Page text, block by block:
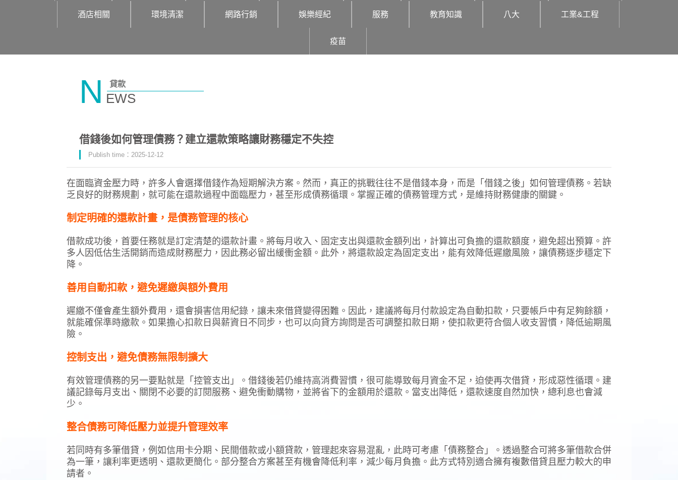
酒店相關 環境清潔 網路行銷 娛樂經紀 服務 教育知識 八大 工業&工程
疫苗
N EWS
貸款
借錢後如何管理債務？建立還款策略讓財務穩定不失控
Publish time：2025-12-12
在面臨資金壓力時，許多人會選擇借錢作為短期解決方案。然而，真正的挑戰往往不是借錢本身，而是「借錢之後」如何管理債務。若缺
乏良好的財務規劃，就可能在還款過程中面臨壓力，甚至形成債務循環。掌握正確的債務管理方式，是維持財務健康的關鍵。
制定明確的還款計畫，是債務管理的核心
借款成功後，首要任務就是訂定清楚的還款計畫。將每月收入、固定支出與還款金額列出，計算出可負擔的還款額度，避免超出預算。許
多人因低估生活開銷而造成財務壓力，因此務必留出緩衝金額。此外，將還款設定為固定支出，能有效降低遲繳風險，讓債務逐步穩定下
降。
善用自動扣款，避免遲繳與額外費用
遲繳不僅會產生額外費用，還會損害信用紀錄，讓未來借貸變得困難。因此，建議將每月付款設定為自動扣款，只要帳戶中有足夠餘額，
就能確保準時繳款。如果擔心扣款日與薪資日不同步，也可以向貸方詢問是否可調整扣款日期，使扣款更符合個人收支習慣，降低逾期風
險。
控制支出，避免債務無限制擴大
有效管理債務的另一要點就是「控管支出」。借錢後若仍維持高消費習慣，很可能導致每月資金不足，迫使再次借貸，形成惡性循環。建
議記錄每月支出、關閉不必要的訂閱服務、避免衝動購物，並將省下的金額用於還款。當支出降低，還款速度自然加快，總利息也會減
少。
整合債務可降低壓力並提升管理效率
若同時有多筆借貸，例如信用卡分期、民間借款或小額貸款，管理起來容易混亂，此時可考慮「債務整合」。透過整合可將多筆借款合併
為一筆，讓利率更透明、還款更簡化。部分整合方案甚至有機會降低利率，減少每月負擔。此方式特別適合擁有複數借貸且壓力較大的申
請者。